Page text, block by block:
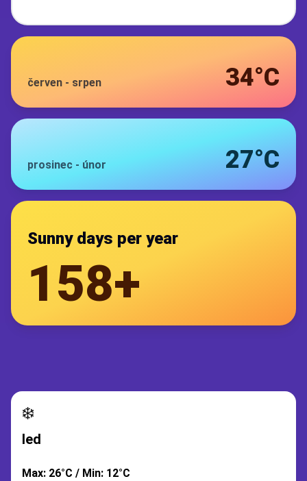
červen - srpen 34°C
prosinec - únor 27°C
Sunny days per year
158+
❄️
led
Max: 26°C / Min: 12°C